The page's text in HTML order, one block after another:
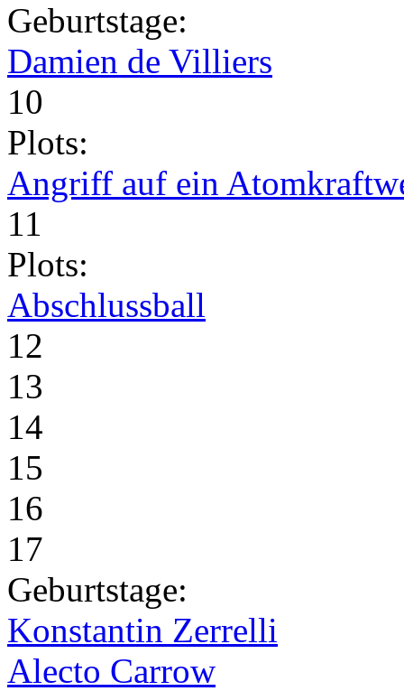
Geburtstage:
Damien de Villiers
10
Plots:
Angriff auf ein
11
Plots:
Abschlussball
12
13
14
15
16
17
Geburtstage:
Konstantin Zerrelli
Alecto Carrow